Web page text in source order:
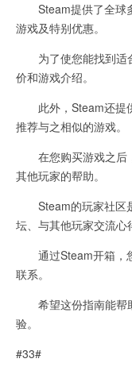
Steam提供了全球
游戏及特别优惠。
为了使您能找到适
价和游戏介绍。
此外，Steam还提
推荐与之相似的游戏。
在您购买游戏之后
其他玩家的帮助。
Steam的玩家社区
坛、与其他玩家交流心
通过Steam开箱，
联系。
希望这份指南能帮
验。
#33#